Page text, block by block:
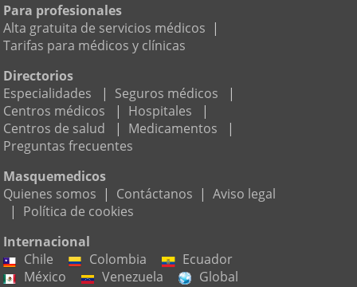
Para profesionales
Alta gratuita de servicios médicos |
Tarifas para médicos y clínicas
Directorios
Especialidades
| Seguros médicos
|
Centros médicos
| Hospitales
|
Centros de salud
| Medicamentos
|
Preguntas frecuentes
Masquemedicos
Quienes somos | Contáctanos | Aviso legal
| Política de cookies
Internacional
Chile
Colombia
Ecuador
México
Venezuela Global